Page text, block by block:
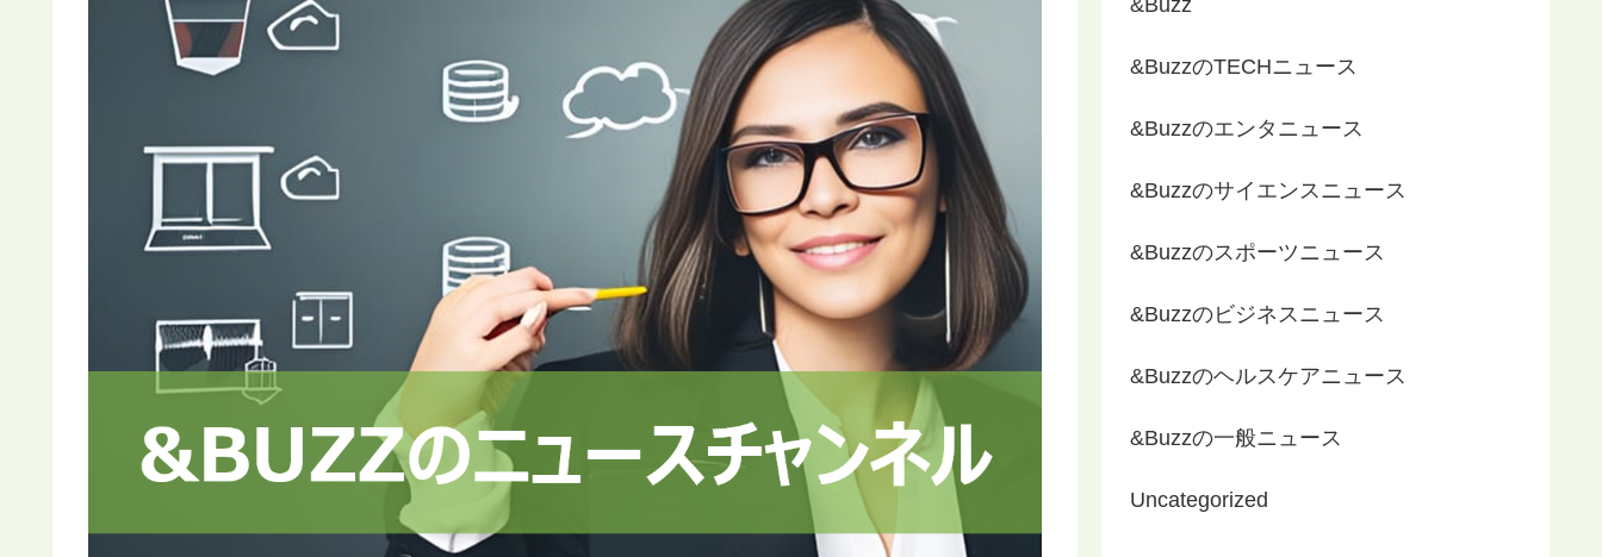
&BuzzのTECHニュース
&Buzzのエンタニュース
&Buzzのサイエンスニュース
&Buzzのスポーツニュース
&Buzzのビジネスニュース
&Buzzのヘルスケアニュース
&Buzzの一般ニュース
Uncategorized